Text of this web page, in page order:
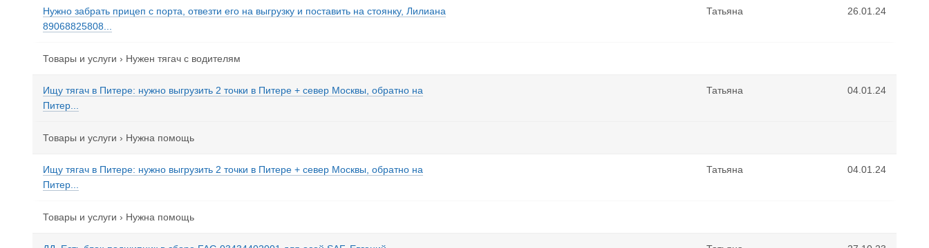
Нужно забрать прицеп с порта, отвезти его на выгрузку и поставить на стоянку, Лилиана
89068825808...
Татьяна 26.01.24
Товары и услуги › Нужен тягач с водителям
Ищу тягач в Питере: нужно выгрузить 2 точки в Питере + север Москвы, обратно на
Питер...
Татьяна 04.01.24
Товары и услуги › Нужна помощь
Ищу тягач в Питере: нужно выгрузить 2 точки в Питере + север Москвы, обратно на
Питер...
Татьяна 04.01.24
Товары и услуги › Нужна помощь